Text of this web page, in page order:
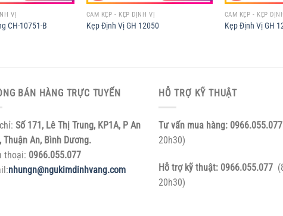
VỊ
CH-10751-B
CAM KẸP - KẸP ĐỊNH VỊ
Kẹp Định Vị GH 12050
CAM KẸP - KẸP
Kẹp Định Vị GH
BÁN HÀNG TRỰC TUYẾN
Số 171, Lê Thị Trung, KP1A, P An
Thuận An, Bình Dương.
thoại: 0966.055.077
nhungn@ngukimdinhvang.com
HỖ TRỢ KỸ THUẬT
Tư vấn mua hàng: 0966.055.077
20h30)
Hỗ trợ kỹ thuật: 0966.055.077
20h30)